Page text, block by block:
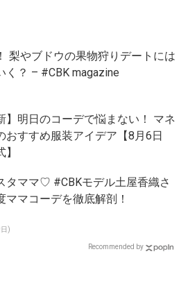
梨やブドウの果物狩りデートには
く？ – #CBK magazine
】明日のコーデで悩まない！ マネ
おすすめ服装アイデア【8月6日
タママ♡ #CBKモデル土屋香織さ
ママコーデを徹底解剖！
)
Recommended by